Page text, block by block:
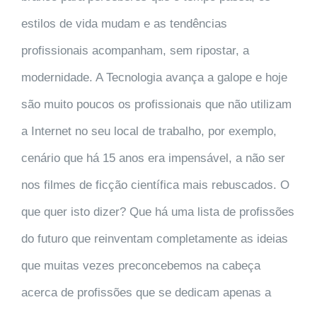
estilos de vida mudam e as tendências
profissionais acompanham, sem ripostar, a
modernidade. A Tecnologia avança a galope e hoje
são muito poucos os profissionais que não utilizam
a Internet no seu local de trabalho, por exemplo,
cenário que há 15 anos era impensável, a não ser
nos filmes de ficção científica mais rebuscados. O
que quer isto dizer? Que há uma lista de profissões
do futuro que reinventam completamente as ideias
que muitas vezes preconcebemos na cabeça
acerca de profissões que se dedicam apenas a